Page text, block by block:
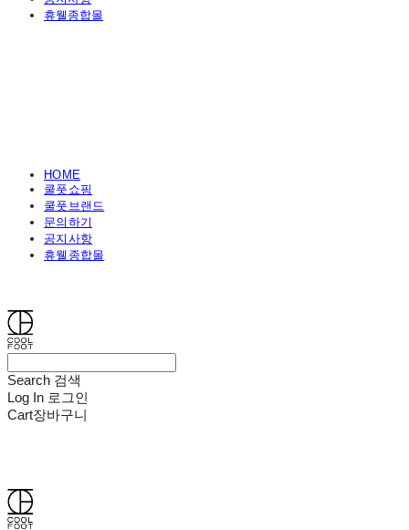
휴웰종합몰
HOME
쿨풋쇼핑
쿨풋브랜드
문의하기
공지사항
휴웰종합몰
Search 검색
Log In 로그인
Cart장바구니